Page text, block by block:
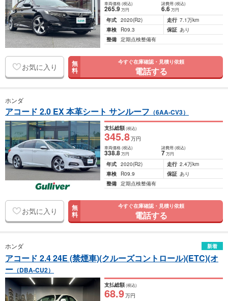
車両価格(税込)
265.9万円
諸費用 (税込)
6.6 万円
年式 2020(R2) 走行 7.1万km
車検
R09.3 保証 あり
整備 定期点検整備有
お気に入り 無
料
今すぐ在庫確認・見積り依頼
電話する
ホンダ
アコード 2.0 EX 本革シート サンルーフ （6AA-CV3）
支払総額(税込)
345.8万円
車両価格(税込)
338.8万円
諸費用 (税込)
7 万円
年式 2020(R2) 走行 2.4万km
車検
R09.9 保証 あり
整備 定期点検整備有
お気に入り 無
料
今すぐ在庫確認・見積り依頼
電話する
ホンダ 新着
アコード 2.4 24E (禁煙車)(クルーズコントロール)(ETC)(オ
ー （DBA-CU2）
支払総額(税込)
68.9万円